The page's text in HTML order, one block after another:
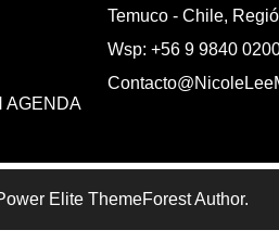
AGENDA
Temuco - Chile,
Wsp: +56 9 9840
Elite ThemeForest Author.